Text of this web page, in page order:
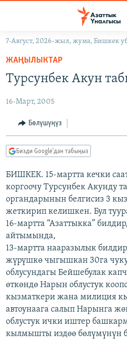
Навигацияга
өтүңүз
Издөөгө
салыңыз
КЫРГЫЗСТАН
КЫРГЫЗСТАН
САЯСАТ
ЭКОНОМИКА
ДҮЙНӨ
ДҮЙНӨ
БОРБОР АЗИЯ
УКРАИНА
АТАЙЫН ИЛИКТӨӨ
БҮГҮН АЗАТТЫКТА
ЭКСПЕРТТЕР ТАЛДАЙТ
БИЗ ЖАНА ДҮЙНӨ
ДАНИСТЕ
ЭЖЕ-СИҢДИЛЕР
АЗАТТЫК+
ЫҢГАЙСЫЗ СУРООЛОР
ПОДКАСТ
ӨЗГӨЧӨ ПИКИР
Русский
ОНЛАЙН ШЕРИНЕ
ЭЕ/АРнун бардык сайттары
7-Август, 2026-жыл, жума, Бишкек
ЖАҢЫЛЫКТАР
Турсунбек Акун
16-Март, 2005
Бөлүшүңүз
Бизди Google'дан табыңыз
БИШКЕК. 15-мартта кечки
коргоочу Турсунбек Акунду
органдарынын белгисиз 3
жеткирип келишкен. Бул
16-мартта “Азаттыкка”
айтымында,
13-мартта нааразылык
жүрүшкө чыгышкан 30га
облусундагы Бейшебулак
өткөндө Нарын облустук
кызматкери жана милиция
автоунаага салып Нарынга
облустук ички иштер
кылмышты издөө бөлүмүнүн